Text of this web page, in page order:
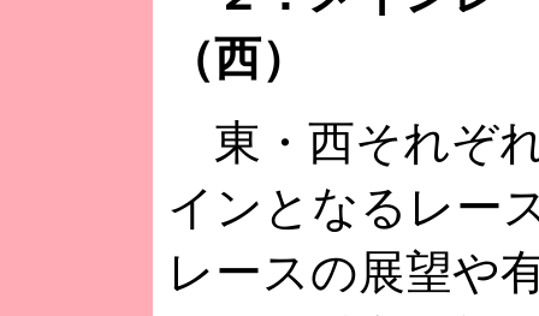
（西）
東・西それぞ
インとなるレー
レースの展望や